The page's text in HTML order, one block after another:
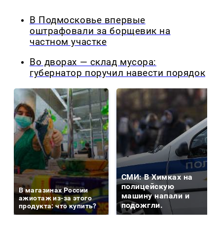
В Подмосковье впервые
оштрафовали за борщевик на
частном участке
Во дворах — склад мусора:
губернатор поручил навести порядок
В магазинах России
ажиотаж из-за этого
продукта: что купить?
СМИ: В Химках на
полицейскую
машину напали и
подожгли.